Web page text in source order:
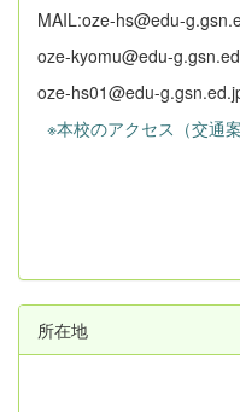
MAIL:oze-hs@edu-
oze-kyomu@edu-
oze-hs01@edu-
※本校のアクセス（交通
所在地